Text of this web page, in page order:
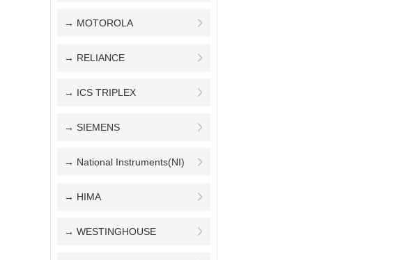
→ MOTOROLA
→ RELIANCE
→ ICS TRIPLEX
→ SIEMENS
→ National Instruments(NI)
→ HIMA
→ WESTINGHOUSE